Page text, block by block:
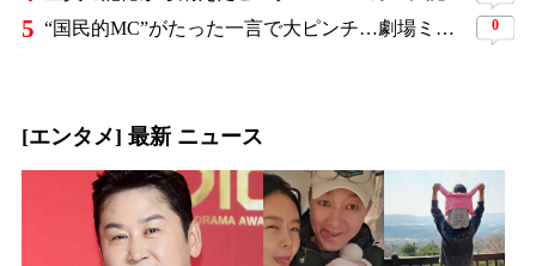
5 “国民的MC”がたった一言で大ピンチ…劇場ミュージカルを巡る発言に批判続出、ついに長文で謝罪 0
[エンタメ] 最新 ニュース